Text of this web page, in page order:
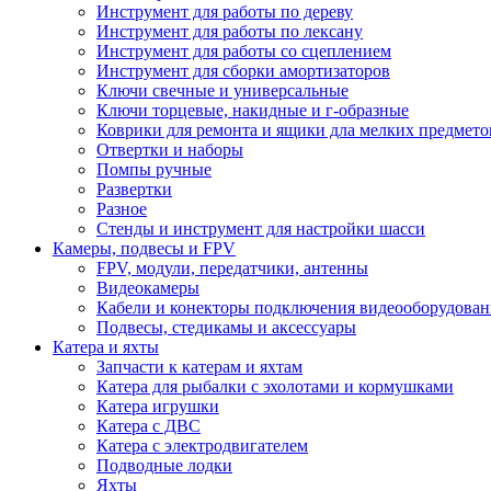
Инструмент для работы по дереву
Инструмент для работы по лексану
Инструмент для работы со сцеплением
Инструмент для сборки амортизаторов
Ключи свечные и универсальные
Ключи торцевые, накидные и г-образные
Коврики для ремонта и ящики дла мелких
Отвертки и наборы
Помпы ручные
Развертки
Разное
Стенды и инструмент для настройки шасси
Камеры, подвесы и FPV
FPV, модули, передатчики, антенны
Видеокамеры
Кабели и конекторы подключения
Подвесы, стедикамы и аксессуары
Катера и яхты
Запчасти к катерам и яхтам
Катера для рыбалки с эхолотами и кормушками
Катера игрушки
Катера с ДВС
Катера с электродвигателем
Подводные лодки
Яхты